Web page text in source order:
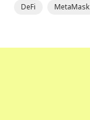
DeFi MetaMask